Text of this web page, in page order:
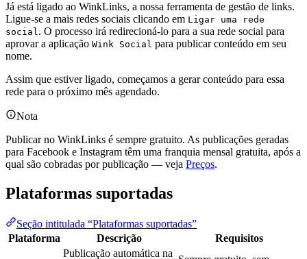
Já está ligado ao WinkLinks, a nossa ferramenta de gestão de links.
Ligue-se a mais redes sociais clicando em Ligar uma rede
social. O processo irá redirecioná-lo para a sua rede social para
aprovar a aplicação Wink Social para publicar conteúdo em seu
nome.
Assim que estiver ligado, começamos a gerar conteúdo para essa
rede para o próximo mês agendado.
Nota
Publicar no WinkLinks é sempre gratuito. As publicações geradas
para Facebook e Instagram têm uma franquia mensal gratuita, após a
qual são cobradas por publicação — veja Preços.
Plataformas suportadas
Seção intitulada “Plataformas suportadas”
Plataforma
Descrição
Requisitos
Publicação automática na